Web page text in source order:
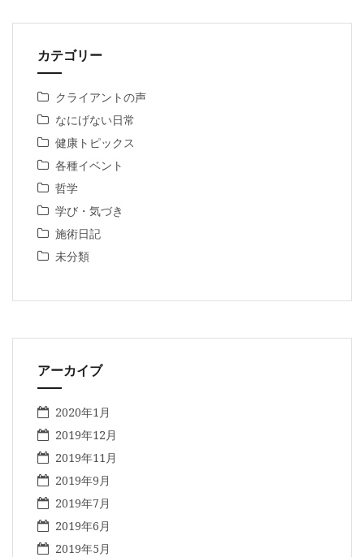
カテゴリー
クライアントの声
なにげない日常
健康トピックス
各種イベント
哲学
学び・気づき
施術日記
未分類
アーカイブ
2020年1月
2019年12月
2019年11月
2019年9月
2019年7月
2019年6月
2019年5月